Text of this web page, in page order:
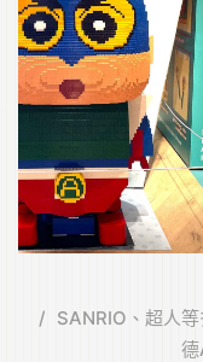
中部
人氣目的地
本地情報
東瀛特集
旅遊商品
Search
for:
SANRIO、超人
德